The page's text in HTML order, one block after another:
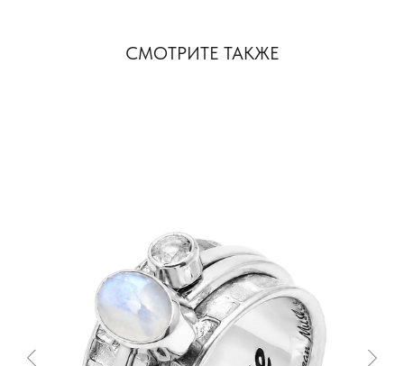
СМОТРИТЕ ТАКЖЕ
АДРЕСА НАШИХ
МАГАЗИНОВ